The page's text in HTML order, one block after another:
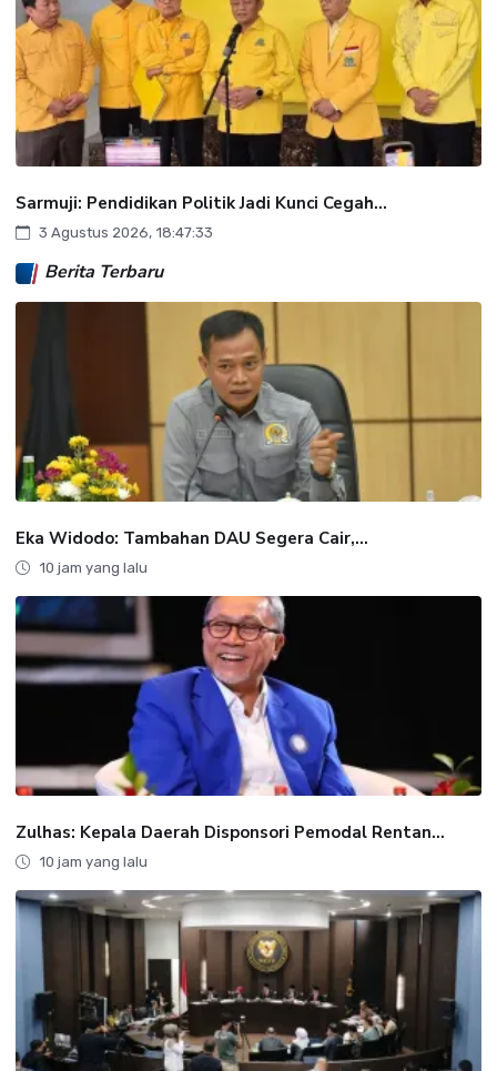
Sarmuji: Pendidikan Politik Jadi Kunci Cegah...
3 Agustus 2026, 18:47:33
Berita Terbaru
Eka Widodo: Tambahan DAU Segera Cair,...
10 jam yang lalu
Zulhas: Kepala Daerah Disponsori Pemodal Rentan...
10 jam yang lalu